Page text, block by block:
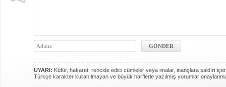
UYARI: Küfür, hakaret, rencide edici cümleler veya imalar, inançlara saldırı
Türkçe karakter kullanılmayan ve büyük harflerle yazılmış yorumlar